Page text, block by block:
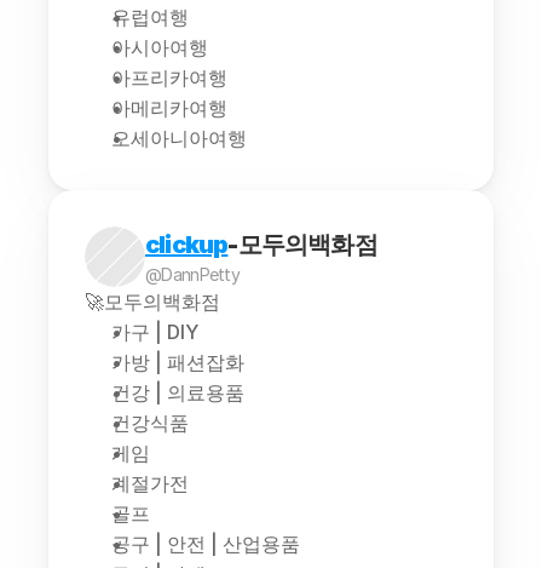
유럽여행
아시아여행
아프리카여행
아메리카여행
오세아니아여행
clickup-모두의백화점
@DannPetty
🚀모두의백화점
가구 | DIY
가방 | 패션잡화
건강 | 의료용품
건강식품
게임
계절가전
골프
공구 | 안전 | 산업용품